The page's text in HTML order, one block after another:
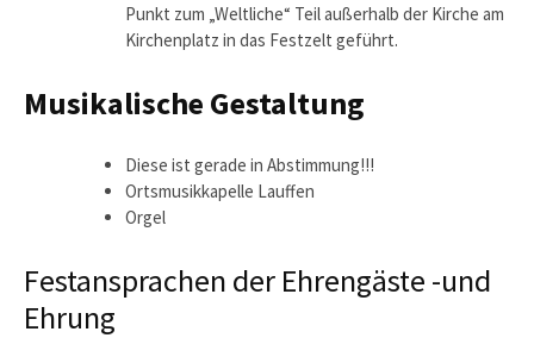
Punkt zum „Weltliche“ Teil außerhalb der Kirche am
Kirchenplatz in das Festzelt geführt.
Musikalische Gestaltung
Diese ist gerade in Abstimmung!!!
Ortsmusikkapelle Lauffen
Orgel
Festansprachen der Ehrengäste -und
Ehrung